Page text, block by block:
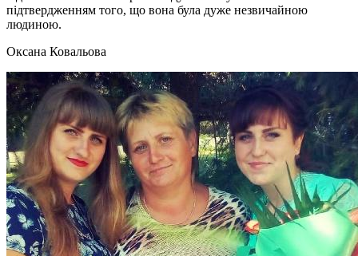
підтвердженням того, що вона була дуже незвичайною
людиною.
Оксана Ковальова